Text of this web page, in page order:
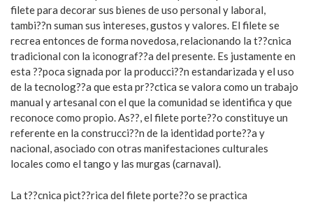
filete para decorar sus bienes de uso personal y laboral,
tambi??n suman sus intereses, gustos y valores. El filete se
recrea entonces de forma novedosa, relacionando la t??cnica
tradicional con la iconograf??a del presente. Es justamente en
esta ??poca signada por la producci??n estandarizada y el uso
de la tecnolog??a que esta pr??ctica se valora como un trabajo
manual y artesanal con el que la comunidad se identifica y que
reconoce como propio. As??, el filete porte??o constituye un
referente en la construcci??n de la identidad porte??a y
nacional, asociado con otras manifestaciones culturales
locales como el tango y las murgas (carnaval).
La t??cnica pict??rica del filete porte??o se practica